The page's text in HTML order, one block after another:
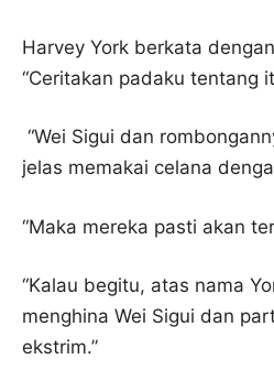
Harvey York berkata
“Ceritakan padaku tentang
“Wei Sigui dan
jelas memakai celana
“Maka mereka pasti akan
“Kalau begitu, atas nama
menghina Wei Sigui dan
ekstrim.”